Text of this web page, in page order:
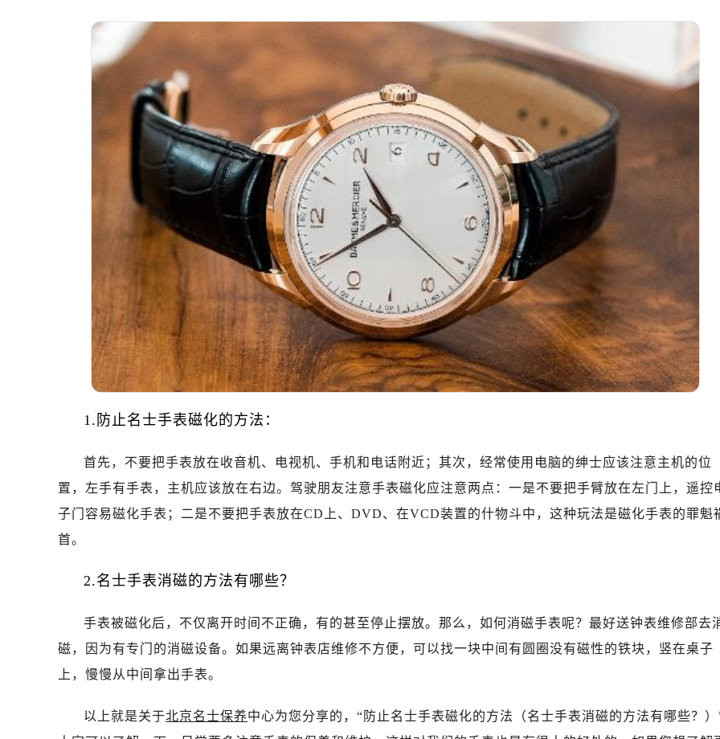
南昌市红谷滩新区红谷中大道998号绿地双子塔（中央广场）A1座办公楼14层07室（需提前预约）
济南市历下区经十路11111号华润中心写字楼（万象城）15层1508室（需提前预约）
广州市天河区天河路230号万菱汇国际中心写字楼A塔7层704室（需提前预约）
广州市越秀区环市东路371-375号世界贸易中心大厦南塔写字楼15层07室（需提前预约）
深圳市罗湖区深南东路5001号华润大厦写字楼17层1701室（需提前预约）
惠州市惠城区江北文昌一路7号华贸大厦写字楼1座30层05室（需提前预约）
厦门市思明区湖滨东路95号华润大厦写字楼B座11层1104室（需提前预约）
福州市鼓楼区五四路128-1号恒力城写字楼15层03室（需提前预约）
成都市锦江区人民东路6号SAC东原中心写字楼24层2406B室（需提前预约）
重庆市江北区观音桥步行街2号融恒时代广场写字楼9层902室（需提前预约）
长沙市芙蓉区定王台街道建湘路393号世茂环球金融中心写字楼（芙蓉广场）10层13室（需提前预约）
郑州市二七区铭功路10号华润大厦写字楼29层2905室（需提前预约）
太原市迎泽区解放路15号亨得利名表服务中心（品牌授权店）3层整层（需提前预约）
沈阳市沈河区中街路137号亨得利名表服务中心（品牌授权店）1层整层（需提前预约）
沈阳市沈河区中街路83号亨得利名表服务中心（品牌授权店）1层整层（需提前预约）
乌鲁木齐市天山区红山路26号时代广场（CCMALL）C座17层17-B（需提前预约）
温州市鹿城区锦绣路1067号置信广场10层1015室（需提前预约）
哈尔滨市道里区友谊西路600号富力中心T2座写字楼29层03室（需提前预约）
佛山市禅城区季华五路57号万科金融中心C座12层1205室（需提前预约）
南通市崇川区工农路57号圆融广场写字楼16层1603室（需提前预约）
南宁市青秀区金湖路59号地王大厦12楼1224室（需提前预约）
青岛市南区山东路6号华润大厦B座22层04室（需提前预约）
烟台市芝罘区胜利路139号万达金融中心A座907室（需提前预约）
贵阳市南明区都司高架桥路33号亨特国际金融中心14楼14D（需提前预约）
1.防止名士手表磁化的方法：
首先，不要把手表放在收音机、电视机、手机和电话附近；其次，经常使用电脑的绅士应该注意主机的位
置，左手有手表，主机应该放在右边。驾驶朋友注意手表磁化应注意两点：一是不要把手臂放在左门上，遥控
子门容易磁化手表；二是不要把手表放在CD上、DVD、在VCD装置的什物斗中，这种玩法是磁化手表的罪魁
首。
2.名士手表消磁的方法有哪些？
手表被磁化后，不仅离开时间不正确，有的甚至停止摆放。那么，如何消磁手表呢？最好送钟表维修部去
磁，因为有专门的消磁设备。如果远离钟表店维修不方便，可以找一块中间有圆圈没有磁性的铁块，竖在桌子
上，慢慢从中间拿出手表。
以上就是关于北京名士保养中心为您分享的，“防止名士手表磁化的方法（名士手表消磁的方法有哪些？）